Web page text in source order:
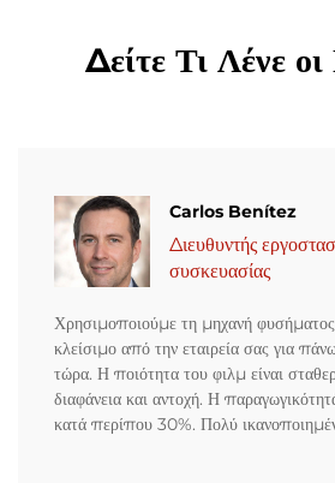
Δείτε Τι Λένε
Carlos Benítez
Διευθυντής
συσκευασίας
Χρησιμοποιούμε τη μηχανή
κλείσιμο από την εταιρεία σας για
τώρα. Η ποιότητα του φιλμ είναι
διαφάνεια και αντοχή. Η
κατά περίπου 30%. Πολύ